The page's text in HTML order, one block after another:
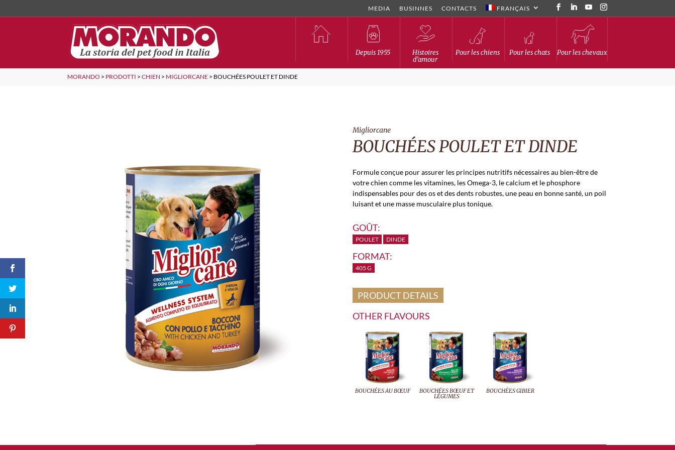
MEDIA BUSINNES CONTACTS FRANÇAIS
Depuis 1955
Histoires
d’amour
Pour les chiens Pour les chats Pour les chevaux
MORANDO > PRODOTTI >CHIEN > MIGLIORCANE > BOUCHÉES POULET ET DINDE
Migliorcane
BOUCHÉES POULET ET DINDE
Formule conçue pour assurer les principes nutritifs nécessaires au bien-être de
votre chien comme les vitamines, les Omega-3, le calcium et le phosphore
indispensables pour des os et des dents robustes, une peau en bonne santé, un poil
luisant et une masse musculaire plus tonique.
GOÛT:
POULET DINDE
FORMAT:
405 G
PRODUCT DETAILS
OTHER FLAVOURS
BOUCHÉES AU BŒUF BOUCHÉES BŒUF ET
LÉGUMES
BOUCHÉES GIBIER